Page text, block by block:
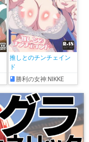
推しとのチンチェイン
ド
勝利の女神:NIKKE